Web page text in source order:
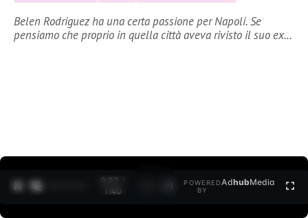
Belen Rodriguez ha una certa passione per Napoli. Se
pensiamo che proprio in quella città aveva rivisto il suo ex…
0:27 /
1:40
POWERED
BY
AdhubMedia